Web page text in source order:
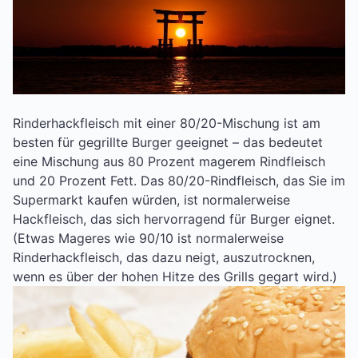
Rinderhackfleisch mit einer 80/20-Mischung ist am
besten für gegrillte Burger geeignet – das bedeutet
eine Mischung aus 80 Prozent magerem Rindfleisch
und 20 Prozent Fett. Das 80/20-Rindfleisch, das Sie im
Supermarkt kaufen würden, ist normalerweise
Hackfleisch, das sich hervorragend für Burger eignet.
(Etwas Mageres wie 90/10 ist normalerweise
Rinderhackfleisch, das dazu neigt, auszutrocknen,
wenn es über der hohen Hitze des Grills gegart wird.)